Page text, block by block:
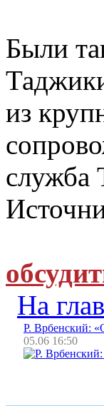
Были
из
На
Р. Врбенский:
05.06 16:50